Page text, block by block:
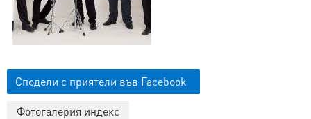
Сподели с приятели във Facebook
Фотогалерия индекс